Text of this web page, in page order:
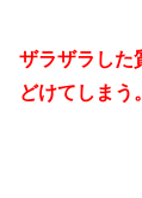
ザラザラした
どけてしまう。